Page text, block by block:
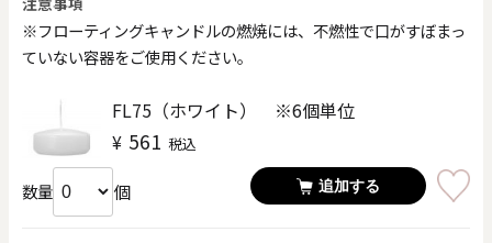
※フローティングキャンドルの燃焼には、不燃性で口がすぼまっ
ていない容器をご使用ください。
FL75（ホワイト） ※6個単位
¥ 561 税込
数量 個 追加する